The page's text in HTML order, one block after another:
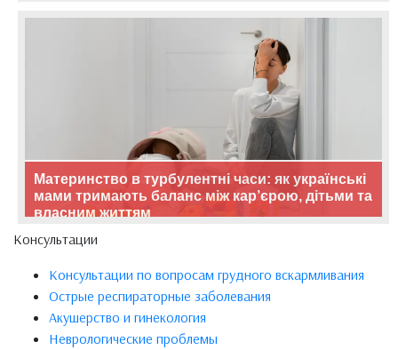
Материнство в турбулентні часи: як українські
мами тримають баланс між кар’єрою, дітьми та
власним життям
Консультации
Консультации по вопросам грудного вскармливания
Острые респираторные заболевания
Акушерство и гинекология
Неврологические проблемы